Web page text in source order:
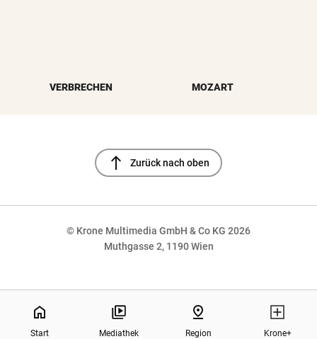
VERBRECHEN MOZART
north Zurück nach oben
© Krone Multimedia GmbH & Co KG 2026
Muthgasse 2, 1190 Wien
home
Start Mediathek
pin_drop
Region Krone+
NaN%